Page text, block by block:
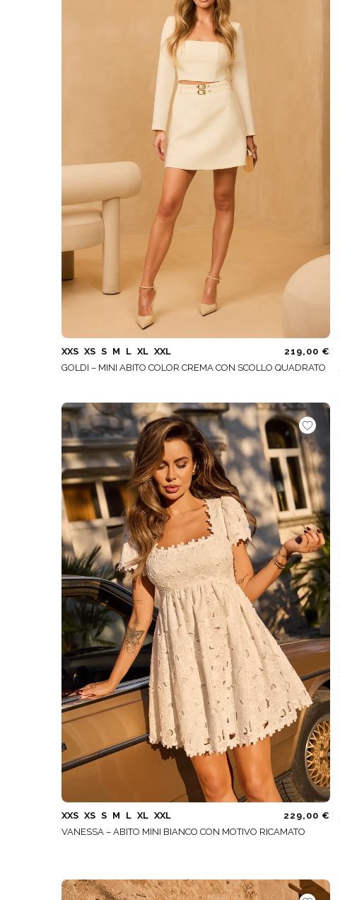
XXS XS S M L XL XXL
219,00 €
GOLDI – MINI ABITO COLOR CREMA CON SCOLLO QUADRATO
XXS XS S M L XL XXL
229,00 €
VANESSA – ABITO MINI BIANCO CON MOTIVO RICAMATO